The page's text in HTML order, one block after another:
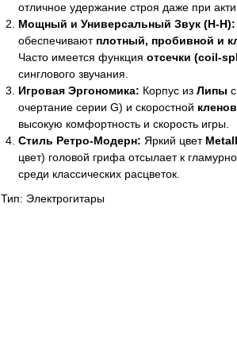
отличное удержание строя даже при
Мощный и Универсальный Звук (H-H):
обеспечивают плотный, пробивной и
Часто имеется функция отсечки (coil-
синглового звучания.
Игровая Эргономика: Корпус из Липы
очертание серии G) и скоростной
высокую комфортность и скорость игры.
Стиль Ретро-Модерн: Яркий цвет
цвет) головой грифа отсылает к
среди классических расцветок.
Тип: Электрогитары